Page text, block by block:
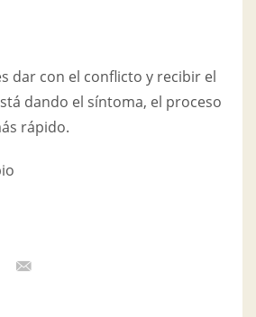
dar con el conflicto y recibir el
dando el síntoma, el proceso
rápido.